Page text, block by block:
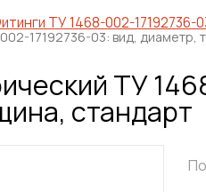
ТУ 1468-002-17192736-
17192736-03: вид, диаметр,
ТУ
стандарт